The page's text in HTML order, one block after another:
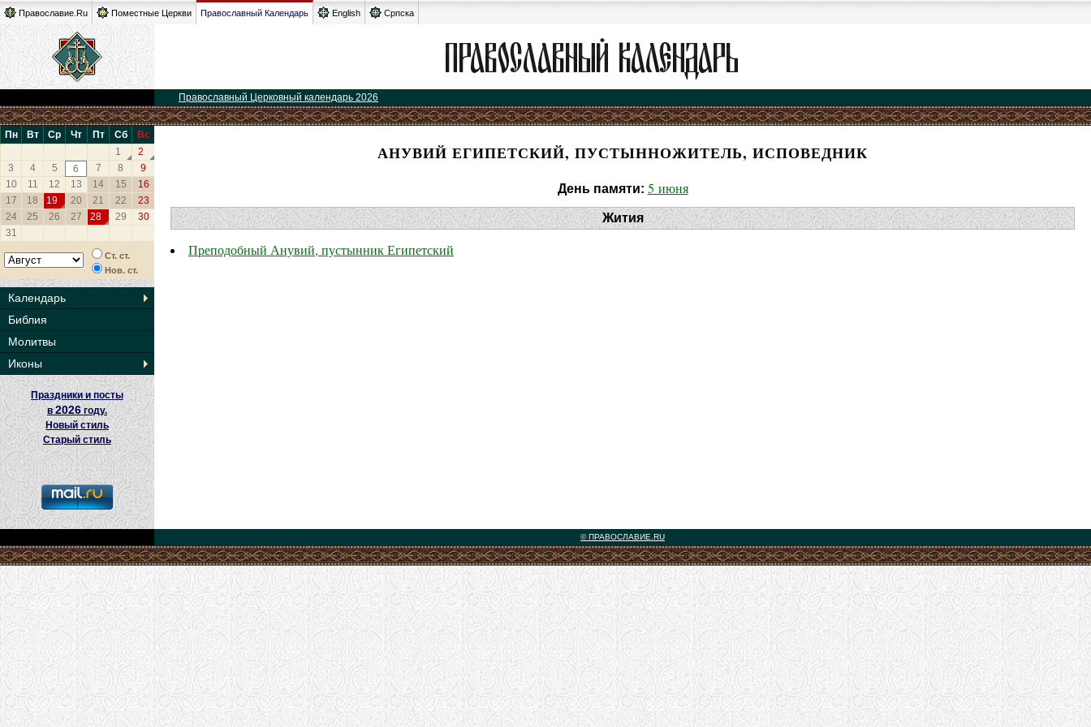
Православие.Ru Поместные Церкви Православный Календарь English Српска
Православный Церковный календарь 2026
Пн Вт Ср Чт Пт Сб
Вс
1
2
3
4 5 6 7 8
9
10
11 12 13 14 15
16
17
18 19 20 21 22
23
24
25 26 27 28 29
30
31
Ст. ст.
Нов. ст.
Календарь
Библия
Молитвы
Иконы
Праздники и посты
в2026 году.
Новый стиль
Старый стиль
АНУВИЙ ЕГИПЕТСКИЙ, ПУСТЫННОЖИТЕЛЬ, ИСПОВЕДНИК
День памяти: 5 июня
Жития
Преподобный Анувий, пустынник Египетский
© ПРАВОСЛАВИЕ.RU